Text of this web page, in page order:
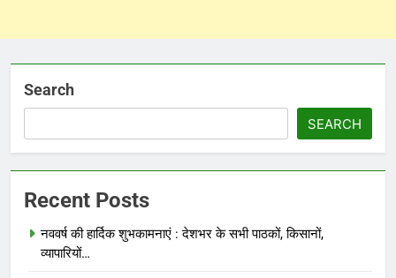
Search
SEARCH
Recent Posts
नववर्ष की हार्दिक शुभकामनाएं : देशभर के सभी पाठकों, किसानों,
व्यापारियों…